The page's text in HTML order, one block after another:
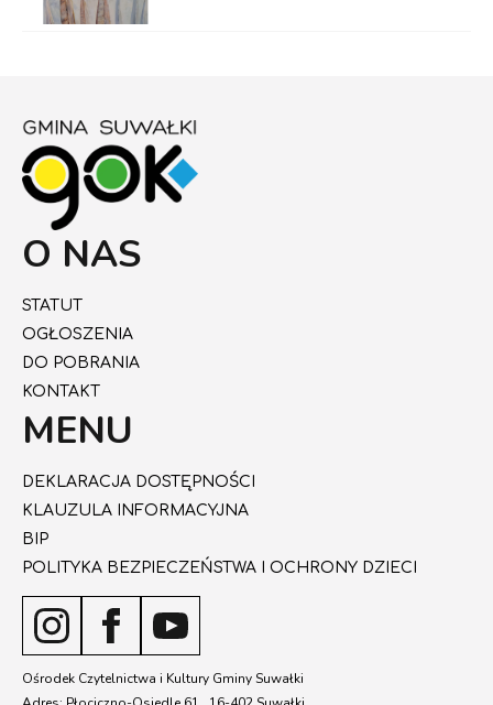
O NAS
STATUT
OGŁOSZENIA
DO POBRANIA
KONTAKT
MENU
DEKLARACJA DOSTĘPNOŚCI
KLAUZULA INFORMACYJNA
BIP
POLITYKA BEZPIECZEŃSTWA I OCHRONY DZIECI
Ośrodek Czytelnictwa i Kultury Gminy Suwałki